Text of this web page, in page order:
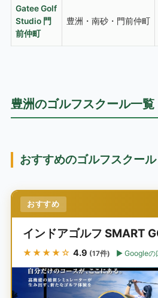
Gatee Golf
Studio 門
前仲町
豊洲・南砂・門前仲町
豊洲のゴルフスクール一覧
おすすめのゴルフスクール
おすすめ
インドアゴルフ SMART
★★★★☆ 4.9 (17件) Googleの